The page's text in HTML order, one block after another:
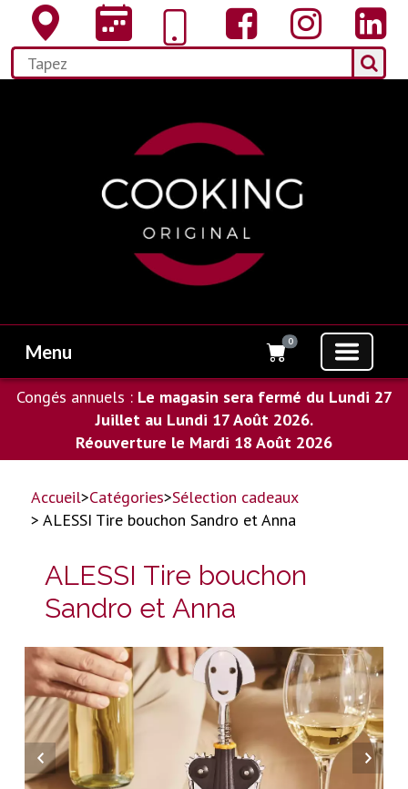
Menu 0
Congés annuels : Le magasin sera fermé du Lundi 27
Juillet au Lundi 17 Août 2026.
Réouverture le Mardi 18 Août 2026
Accueil>Catégories>Sélection cadeaux
> ALESSI Tire bouchon Sandro et Anna
ALESSI Tire bouchon
Sandro et Anna